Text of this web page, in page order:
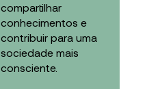
compartilhar
conhecimentos e
contribuir para uma
sociedade mais
consciente.